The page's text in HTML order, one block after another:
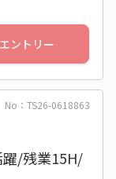
エントリー
No：TS26-0618863
躍/残業15H/